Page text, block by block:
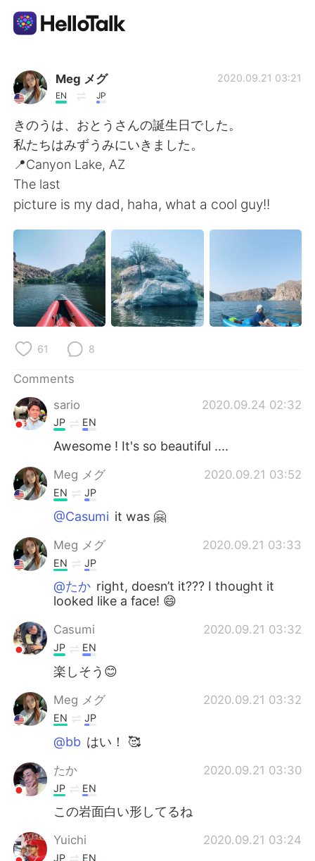
Language Exchange App
AI Grammar Checker
English
简体中文 繁體中文
العربية
Français Deutsch
日本語 한국어
Русский
Türkçe
Meg メグ
EN JP
2020.09.21 03:21
きのうは、おとうさんの誕生日でした。
私たちはみずうみにいきました。
📍Canyon Lake, AZ
The last
picture is my dad, haha, what a cool guy!!
61 8
Comments
sario
2020.09.24 02:32
JP EN
Awesome ! It's so beautiful ....
Meg メグ 2020.09.21 03:52
EN JP
@Casumi it was 🤗
Meg メグ 2020.09.21 03:33
EN JP
@たか right, doesn’t it??? I thought it
looked like a face! 😄
Casumi 2020.09.21 03:32
JP EN
楽しそう😊
Meg メグ 2020.09.21 03:32
EN JP
@bb はい！ 🥰
たか 2020.09.21 03:30
JP EN
この岩面白い形してるね
Yuichi 2020.09.21 03:24
JP EN